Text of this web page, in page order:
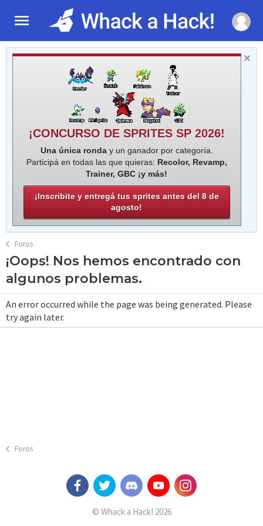
¡CONCURSO DE SPRITES SP 2026!
Una única ronday un ganador por categoría.
Participá en todas las que quieras: Recolor, Revamp,
Trainer, GBC ¡y más!
¡Inscribite y entregá tus sprites antes del 8 de
agosto!
Foros
¡Oops! Nos hemos encontrado con
algunos problemas.
An error occurred while the page was being generated. Please
try again later.
Foros
© Whack a Hack! 2026